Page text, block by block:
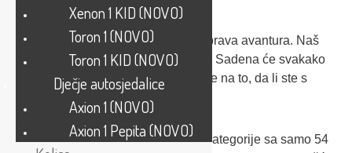
Sadena
S djetetom čak i kraći izlet postaje prava avantura. Naš
modularni sistem s dječjim kolicima Sadena će svakako
postati vaš pravi suputnik – ne glede na to, da li ste s
njima na aerodromu ili u gradu.
Kao jedan od najužih kolica svoje kategorije sa samo 54
Xenon 1 KID (NOVO)
Toron 1 (NOVO)
Toron 1 KID (NOVO)
Dječje autosjedalice
Axion 1 (NOVO)
Axion 1 Pepita (NOVO)